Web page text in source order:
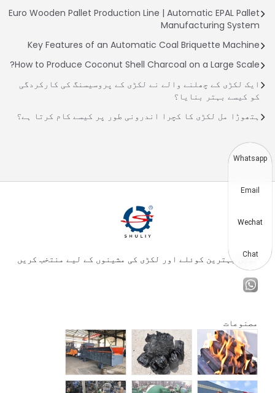
Euro Wooden Pallet Production Line | Automatic EPAL Pallet
Manufacturing System
Key Features of an Automatic Coal Briquette Machine
How to Produce Coconut Shell Charcoal on a Large Scale?
ایک لکڑی کے چھلنے والے نے لکڑی کے پروسیسنگ کی کارکردگی
کو کیسے بہتر بنایا؟
ہتھوڑا مل لکڑی کا کچرا اندرونی طور پر کیسے کام کرتا ہے؟
ہمیں بہترین کوئلے اور لکڑی کی مشینوں کے لیے منتخب کریں
مصنوعات
Whatsapp
Email
Wechat
Chat